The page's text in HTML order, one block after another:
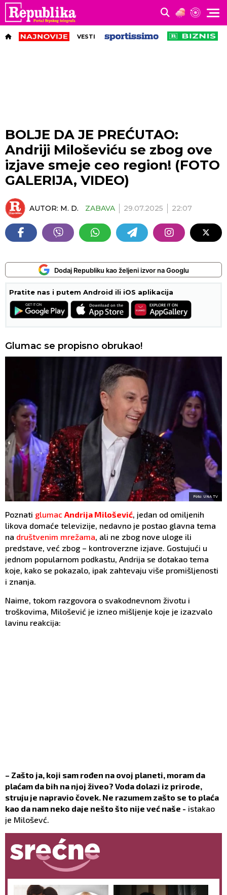
VESTI
BOLJE DA JE PREĆUTAO:
Andriji Miloševiću se zbog ove
izjave smeje ceo region! (FOTO
GALERIJA, VIDEO)
AUTOR: M. D. ZABAVA 29.07.2025 22:07
Dodaj Republiku kao željeni izvor na Googlu
Pratite nas i putem Android ili iOS aplikacija
Glumac se propisno obrukao!
Foto: UNA TV
Poznati glumac Andrija Milošević, jedan od omiljenih
likova domaće televizije, nedavno je postao glavna tema
na društvenim mrežama, ali ne zbog nove uloge ili
predstave, već zbog – kontroverzne izjave. Gostujući u
jednom popularnom podkastu, Andrija se dotakao tema
koje, kako se pokazalo, ipak zahtevaju više promišljenosti
i znanja.
Naime, tokom razgovora o svakodnevnom životu i
troškovima, Milošević je izneo mišljenje koje je izazvalo
lavinu reakcija:
– Zašto ja, koji sam rođen na ovoj planeti, moram da
plaćam da bih na njoj živeo? Voda dolazi iz prirode,
struju je napravio čovek. Ne razumem zašto se to plaća
kao da nam neko daje nešto što nije već naše - istakao
je Miloševć.